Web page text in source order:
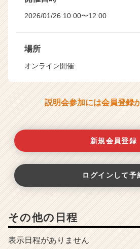
2026/01/26 10:00〜12:00
場所
オンライン開催
説明会参加には会員登録
新規会員登録
ログインして予
その他の日程
表示日程がありません